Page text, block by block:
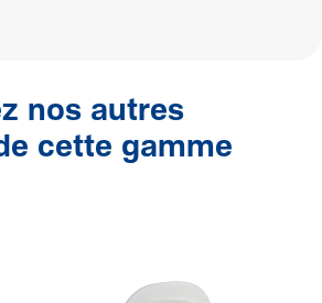
nos autres
cette gamme